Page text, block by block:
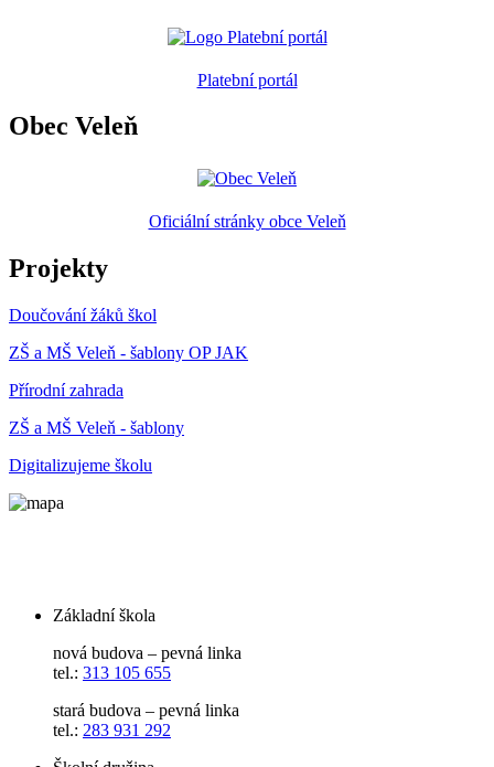
Platební portál
Obec Veleň
Oficiální stránky obce Veleň
Projekty
Doučování žáků škol
ZŠ a MŠ Veleň - šablony OP JAK
Přírodní zahrada
ZŠ a MŠ Veleň - šablony
Digitalizujeme školu
Základní škola
nová budova – pevná linka
tel.: 313 105 655
stará budova – pevná linka
tel.: 283 931 292